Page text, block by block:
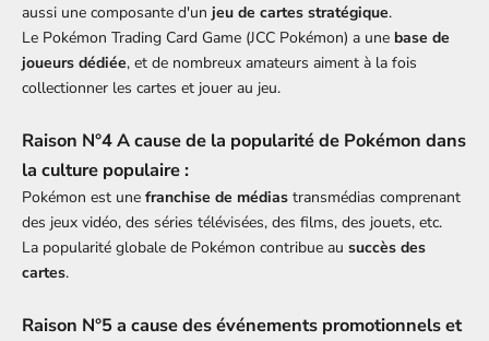
aussi une composante d'un jeu de cartes stratégique.
Le Pokémon Trading Card Game (JCC Pokémon) a une base de
joueurs dédiée, et de nombreux amateurs aiment à la fois
collectionner les cartes et jouer au jeu.
Raison N°4 A cause de la popularité de Pokémon dans
la culture populaire :
Pokémon est une franchise de médias transmédias comprenant
des jeux vidéo, des séries télévisées, des films, des jouets, etc.
La popularité globale de Pokémon contribue au succès des
cartes.
Raison N°5 a cause des événements promotionnels et